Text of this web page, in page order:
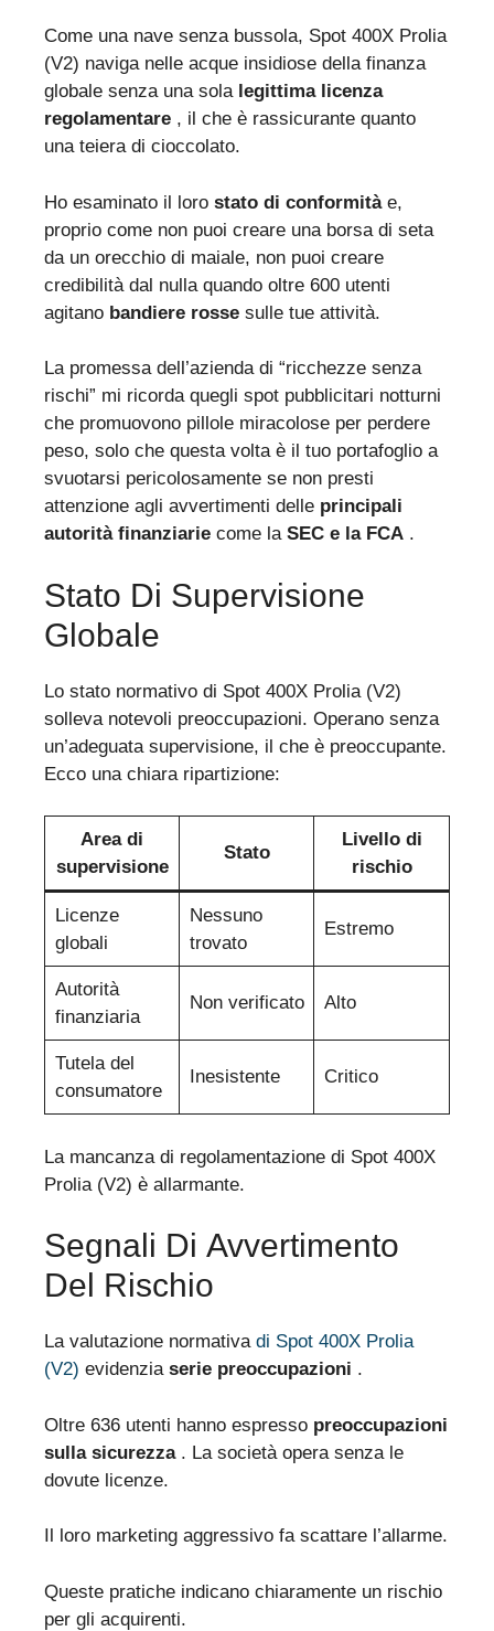
Come una nave senza bussola, Spot 400X Prolia
(V2) naviga nelle acque insidiose della finanza
globale senza una sola legittima licenza
regolamentare , il che è rassicurante quanto
una teiera di cioccolato.
Ho esaminato il loro stato di conformitàe,
proprio come non puoi creare una borsa di seta
da un orecchio di maiale, non puoi creare
credibilità dal nulla quando oltre 600 utenti
agitano bandiere rosse sulle tue attività.
La promessa dell’azienda di “ricchezze senza
rischi” mi ricorda quegli spot pubblicitari notturni
che promuovono pillole miracolose per perdere
peso, solo che questa volta è il tuo portafoglio a
svuotarsi pericolosamente se non presti
attenzione agli avvertimenti delle principali
autorità finanziarie come la SEC e la FCA .
Stato Di Supervisione
Globale
Lo stato normativo di Spot 400X Prolia (V2)
solleva notevoli preoccupazioni. Operano senza
un’adeguata supervisione, il che è preoccupante.
Ecco una chiara ripartizione:
Area di
supervisione
Stato
Livello di
rischio
Licenze
globali
Nessuno
trovato
Estremo
Autorità
finanziaria
Non verificato Alto
Tutela del
consumatore
Inesistente Critico
La mancanza di regolamentazione di Spot 400X
Prolia (V2) è allarmante.
Segnali Di Avvertimento
Del Rischio
La valutazione normativa di Spot 400X Prolia
(V2) evidenzia serie preoccupazioni .
Oltre 636 utenti hanno espresso preoccupazioni
sulla sicurezza. La società opera senza le
dovute licenze.
Il loro marketing aggressivo fa scattare l’allarme.
Queste pratiche indicano chiaramente un rischio
per gli acquirenti.